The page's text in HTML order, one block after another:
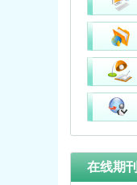
在线期刊